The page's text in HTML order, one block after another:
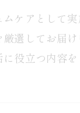
ケアとして
厳選してお届
役立つ内容を